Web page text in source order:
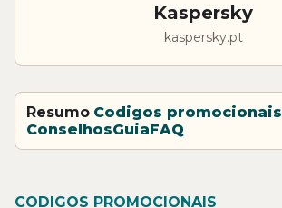
Kaspersky
kaspersky.pt
Resumo Codigos promocionais
ConselhosGuiaFAQ
CODIGOS PROMOCIONAIS